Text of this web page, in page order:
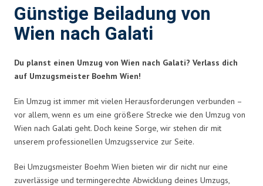
Günstige Beiladung von
Wien nach Galati
Du planst einen Umzug von Wien nach Galati? Verlass dich
auf Umzugsmeister Boehm Wien!
Ein Umzug ist immer mit vielen Herausforderungen verbunden –
vor allem, wenn es um eine größere Strecke wie den Umzug von
Wien nach Galati geht. Doch keine Sorge, wir stehen dir mit
unserem professionellen Umzugsservice zur Seite.
Bei Umzugsmeister Boehm Wien bieten wir dir nicht nur eine
zuverlässige und termingerechte Abwicklung deines Umzugs,